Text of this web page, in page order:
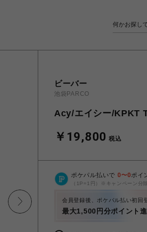
ビーバー
池袋PARCO
Acy/エイシー/KPKT
￥19,800 税込
ポケパル払いで 0〜0ポイ
（1P=1円）※キャンペーン分除
会員登録後、ポケパル払い初回
最大1,500円分ポイント